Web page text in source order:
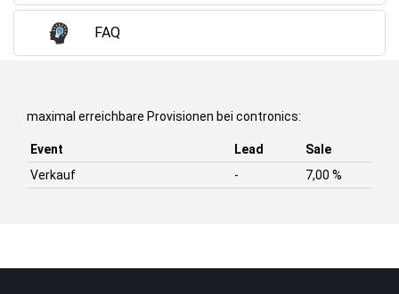
FAQ
maximal erreichbare Provisionen bei contronics:
Event Lead
Sale
Verkauf
- 7,00 %